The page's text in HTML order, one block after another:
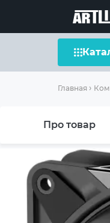
Главная
Про товар